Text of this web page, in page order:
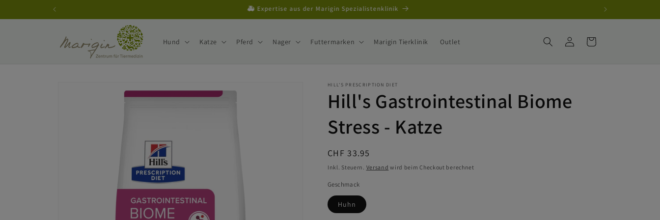
Inhalt
Von Schweizer Tierärzten geführt
Hund Katze Pferd Nager Futtermarken Marigin Tierklinik Outlet EinloggenWarenkorb
Produktinformationen
HILL'S PRESCRIPTION DIET
Hill's Gastrointestinal Biome
Stress - Katze
Normaler
Preis
CHF 33.95
Inkl. Steuern. Versand wird beim Checkout berechnet
Geschmack
Huhn